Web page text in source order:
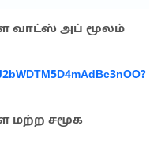
வாட்ஸ் அப் மூலம்
மற்ற சமூக